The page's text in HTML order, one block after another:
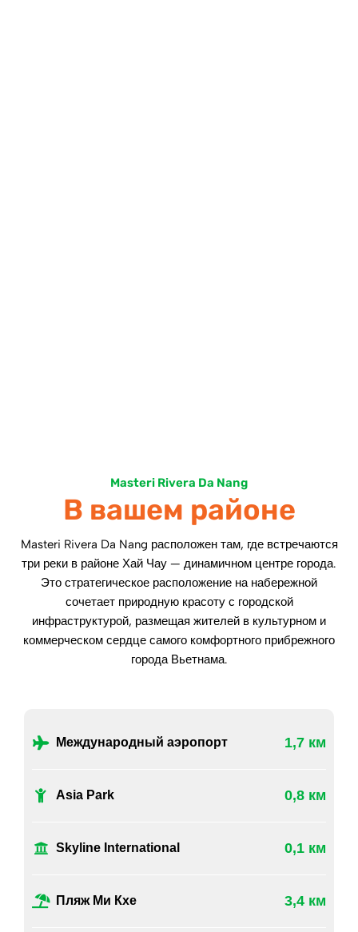
Masteri Rivera Da Nang
В вашем районе
Masteri Rivera Da Nang расположен там, где встречаются
три реки в районе Хай Чау — динамичном центре города.
Это стратегическое расположение на набережной
сочетает природную красоту с городской
инфраструктурой, размещая жителей в культурном и
коммерческом сердце самого комфортного прибрежного
города Вьетнама.
Международный аэропорт 1,7 км
Asia Park 0,8 км
Skyline International 0,1 км
Пляж Ми Кхе 3,4 км